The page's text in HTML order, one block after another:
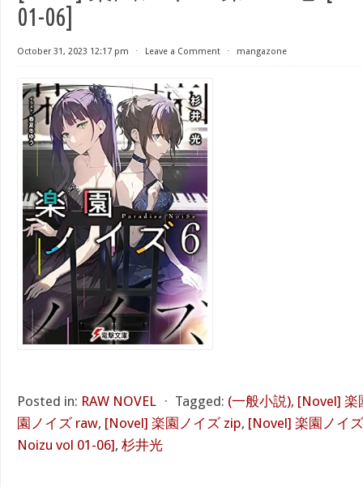
01-06]
October 31, 2023 12:17 pm ⋅ Leave a Comment ⋅ mangazone
Posted in: RAW NOVEL ⋅ Tagged: (一般小説), [Novel] 楽
園ノイズ raw, [Novel] 楽園ノイズ zip, [Novel] 楽園ノイ
Noizu vol 01-06], 杉井光